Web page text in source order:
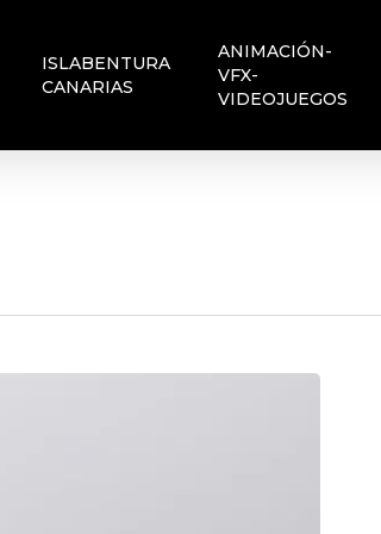
ISLABENTURA
CANARIAS
ANIMACIÓN-
VFX-
VIDEOJUEGOS